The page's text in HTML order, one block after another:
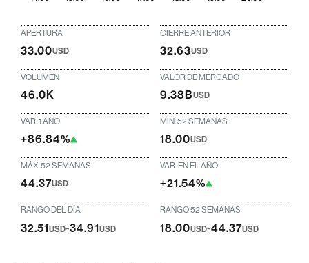
APERTURA
33.00USD
CIERRE ANTERIOR
32.63USD
VOLUMEN
46.0K
VALOR DE MERCADO
9.38BUSD
VAR. 1 AÑO
+86.84%
MÍN. 52 SEMANAS
18.00USD
MÁX. 52 SEMANAS
44.37USD
VAR. EN EL AÑO
+21.54%
RANGO DEL DÍA
32.51USD-34.91USD
RANGO 52 SEMANAS
18.00USD-44.37USD